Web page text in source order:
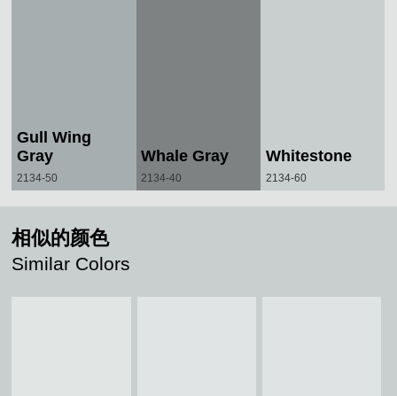
Gull Wing
Gray
2134-50
Whale Gray
2134-40
Whitestone
2134-60
相似的颜色
Similar Colors